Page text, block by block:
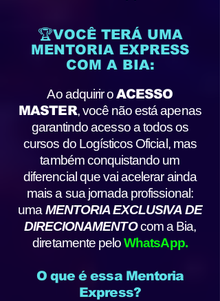
🏆VOCÊ TERÁ UMA
MENTORIA EXPRESS
COM A BIA:
Ao adquirir oACESSO
MASTER, você não está apenas
garantindo acesso a todos os
cursos do Logísticos Oficial, mas
também conquistando um
diferencial que vai acelerar ainda
mais a sua jornada profissional:
uma MENTORIA EXCLUSIVA DE
DIRECIONAMENTOcom a Bia,
diretamente peloWhatsApp.
O que é essa Mentoria
Express?